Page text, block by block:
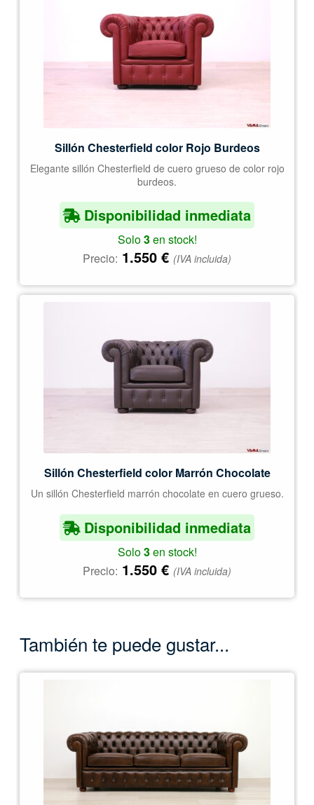
Sillón Chesterfield color Rojo Burdeos
Elegante sillón Chesterfield de cuero grueso de color rojo
burdeos.
Disponibilidad inmediata
Solo3en stock!
Precio: 1.550 € (IVA incluida)
Sillón Chesterfield color Marrón Chocolate
Un sillón Chesterfield marrón chocolate en cuero grueso.
Disponibilidad inmediata
Solo3en stock!
Precio: 1.550 € (IVA incluida)
También te puede gustar...